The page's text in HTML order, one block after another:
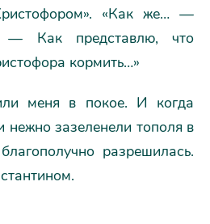
«Как же… —
— Как представлю, что
кормить…»
меня в покое. И когда
нежно зазеленели тополя в
разрешилась.